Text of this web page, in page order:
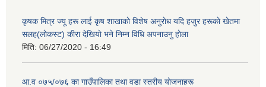
कृषक मित्र ज्यू हरू लाई कृष शाखाकाे विशेष अनुराेध यदि हजुर हरूकाे खेतमा
सलह(लाेकस्ट) कीरा देखियाे भने निम्न विधि अपनाउनु हाेला
मिति: 06/27/2020 - 16:49
आ‍.व ०७५/०७६ का गाउँपालिका तथा वडा स्तरीय याेजनाहरू